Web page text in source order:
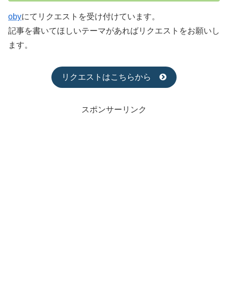
obyにてリクエストを受け付けています。
記事を書いてほしいテーマがあればリクエストをお願いし
ます。
リクエストはこちらから
スポンサーリンク